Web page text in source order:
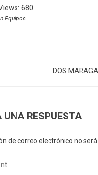
680
Equipos
DOS
UNA RESPUESTA
de correo electrónico no será